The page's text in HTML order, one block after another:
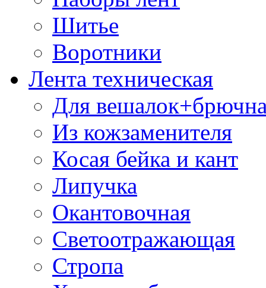
Шитье
Воротники
Лента техническая
Для
Из кожзаменителя
Косая бейка и кант
Липучка
Окантовочная
Светоотражающая
Стропа